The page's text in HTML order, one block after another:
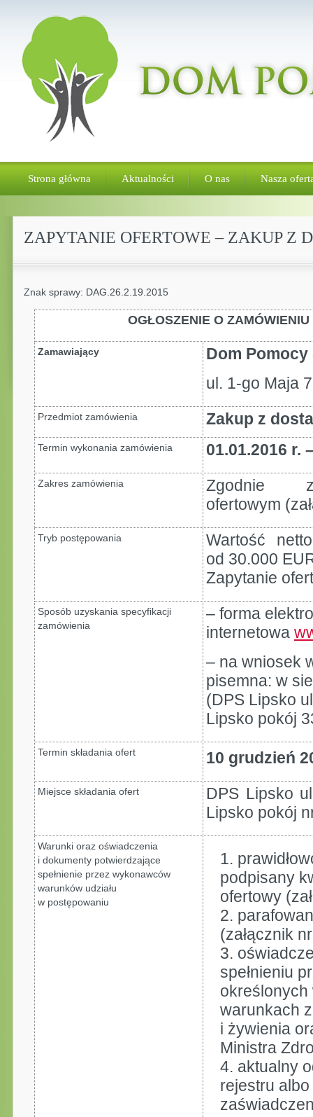
Strona główna Aktualności O nas Nasza
ZAPYTANIE OFERTOWE – ZAKUP Z
Znak sprawy: DAG.26.2.19.2015
OGŁOSZENIE O
Zamawiający
Dom Pomocy
ul. 1-go Maja
Przedmiot zamówienia Zakup z
Termin wykonania zamówienia 01.01.2016 r.
Zakres zamówienia
Zgodnie z
ofertowym
Tryb postępowania
Wartość
od 30.000
Zapytanie
Sposób uzyskania specyfikacji
zamówienia
– forma
internetowa
– na wniosek
pisemna: w
(DPS Lipsko
Lipsko pokój
Termin składania ofert 10 grudzień
Miejsce składania ofert
DPS Lipsko
Lipsko pokój
Warunki oraz oświadczenia
i dokumenty potwierdzające
spełnienie przez wykonawców
warunków udziału
w postępowaniu
podpisany
ofertowy
(załącznik
spełnieniu
określonych
warunkach
i żywienia
Ministra
aktualny
rejestru